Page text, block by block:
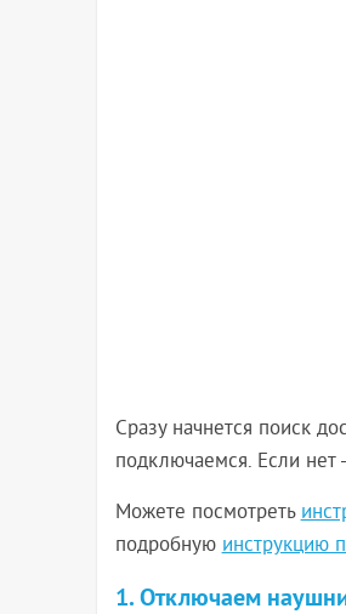
Сразу начнется поиск
подключаемся. Если
Можете посмотреть
подробнуюинструкцию
1. Отключаем